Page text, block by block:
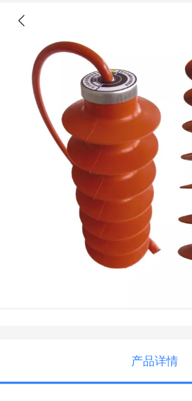
DT-YH-防爆型无间隙氧化锌
产品详情